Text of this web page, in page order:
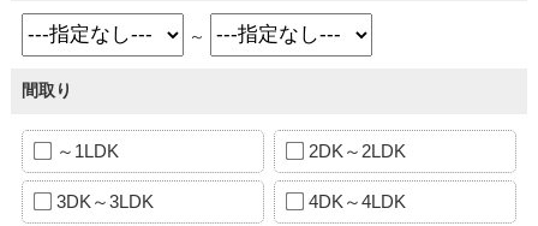
～
間取り
～1LDK 2DK～2LDK
3DK～3LDK 4DK～4LDK